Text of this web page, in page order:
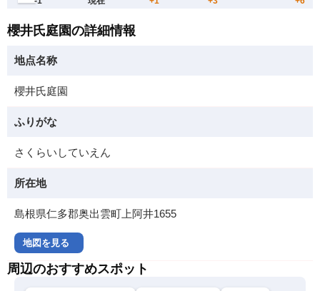
櫻井氏庭園の詳細情報
地点名称
櫻井氏庭園
ふりがな
さくらいしていえん
所在地
島根県仁多郡奥出雲町上阿井1655
地図を見る
周辺のおすすめスポット